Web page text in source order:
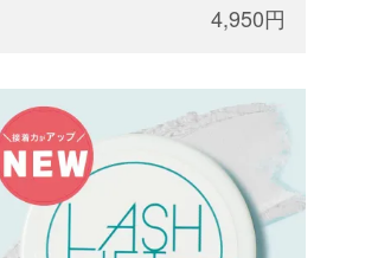
申込みしたアカウントでログイン、テ
4,950円